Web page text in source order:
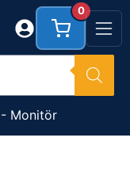
- Monitör
0